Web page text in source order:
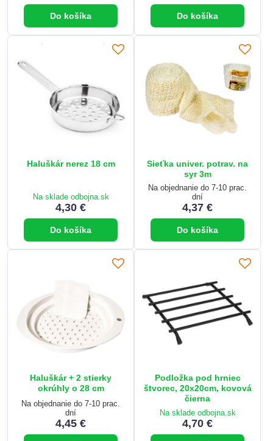
Do košíka Do košíka
Haluškár nerez 18 cm
Na sklade odbojna.sk
4,30 €
Do košíka
Sieťka univer. potrav. na
syr 3m
Na objednanie do 7-10 prac.
dní
4,37 €
Do košíka
Haluškár + 2 stierky
okrúhly o 28 cm
Na objednanie do 7-10 prac.
dní
4,45 €
Podložka pod hrniec
štvorec, 20x20cm, kovová
čierna
Na sklade odbojna.sk
4,70 €